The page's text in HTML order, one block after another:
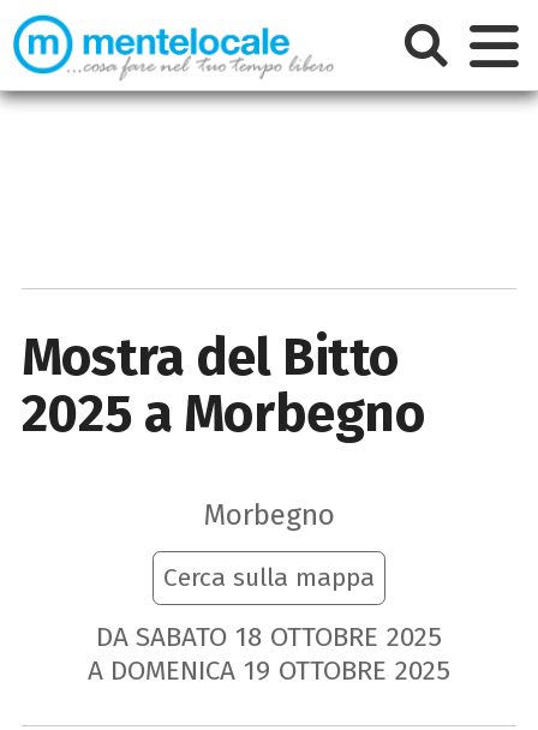
Mostra del Bitto
2025 a Morbegno
Morbegno
Cerca sulla mappa
DA SABATO 18 OTTOBRE 2025
A DOMENICA 19 OTTOBRE 2025